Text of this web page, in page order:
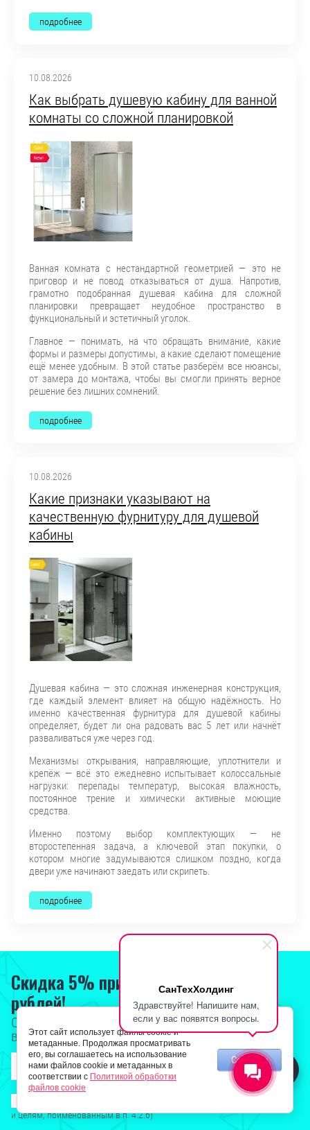
СанТехХолдинг
Здравствуйте! Напишите нам,
если у вас появятся вопросы.
подробнее
10.08.2026
Как выбрать душевую кабину для ванной
комнаты со сложной планировкой
Ванная комната с нестандартной геометрией — это не
приговор и не повод отказываться от душа. Напротив,
грамотно подобранная душевая кабина для сложной
планировки превращает неудобное пространство в
функциональный и эстетичный уголок.
Главное — понимать, на что обращать внимание, какие
формы и размеры допустимы, а какие сделают помещение
ещё менее удобным. В этой статье разберём все нюансы,
от замера до монтажа, чтобы вы смогли принять верное
решение без лишних сомнений.
подробнее
10.08.2026
Какие признаки указывают на
качественную фурнитуру для душевой
кабины
Душевая кабина — это сложная инженерная конструкция,
где каждый элемент влияет на общую надёжность. Но
именно качественная фурнитура для душевой кабины
определяет, будет ли она радовать вас 5 лет или начнёт
разваливаться уже через год.
Механизмы открывания, направляющие, уплотнители и
крепёж — всё это ежедневно испытывает колоссальные
нагрузки: перепады температур, высокая влажность,
постоянное трение и химически активные моющие
средства.
Именно поэтому выбор комплектующих — не
второстепенная задача, а ключевой этап покупки, о
котором многие задумываются слишком поздно, когда
двери уже начинают заедать или скрипеть.
подробнее
Скидка 5% при заказе от 21 тыс.
рублей!
Оставьте телефон, предложим сантехнику по
выгодной цене!
Я выражаюсогласие на обработку персональных данныхв
и целям, поименованным в п. 4.2.6)
Этот сайт использует файлы cookie и
метаданные. Продолжая просматривать
его, вы соглашаетесь на использование
нами файлов cookie и метаданных в
соответствии с Политикой обработки
файлов cookie
Согласен